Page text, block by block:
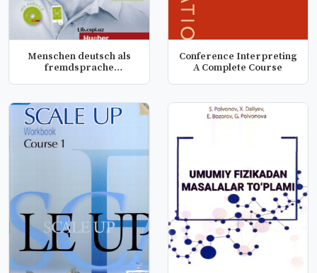
Menschen deutsch als
fremdsprache
Conference Interpreting
A Complete Course